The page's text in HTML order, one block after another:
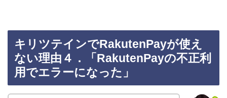
キリツテインでRakutenPayが使え
ない理由４．「RakutenPayの不正利
用でエラーになった」